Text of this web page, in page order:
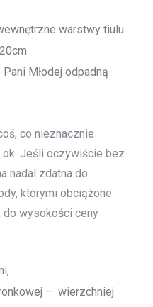
warstwy tiulu
Młodej odpadną
co nieznacznie
ok. Jeśli oczywiście bez
nadal zdatna do
którymi obciążone
do wysokości ceny
– wierzchniej